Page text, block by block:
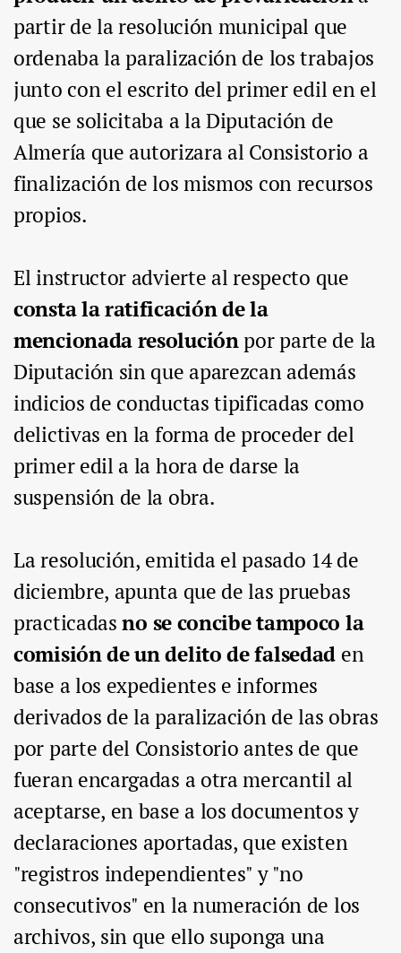
partir de la resolución municipal que
ordenaba la paralización de los trabajos
junto con el escrito del primer edil en el
que se solicitaba a la Diputación de
Almería que autorizara al Consistorio a
finalización de los mismos con recursos
propios.
El instructor advierte al respecto que
consta la ratificación de la
mencionada resoluciónpor parte de la
Diputación sin que aparezcan además
indicios de conductas tipificadas como
delictivas en la forma de proceder del
primer edil a la hora de darse la
suspensión de la obra.
La resolución, emitida el pasado 14 de
diciembre, apunta que de las pruebas
practicadasno se concibe tampoco la
comisión de un delito de falsedad en
base a los expedientes e informes
derivados de la paralización de las obras
por parte del Consistorio antes de que
fueran encargadas a otra mercantil al
aceptarse, en base a los documentos y
declaraciones aportadas, que existen
"registros independientes" y "no
consecutivos" en la numeración de los
archivos, sin que ello suponga una